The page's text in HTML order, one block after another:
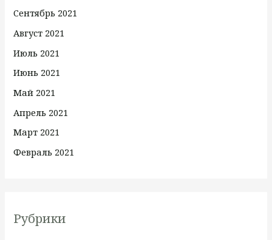
Сентябрь 2021
Август 2021
Июль 2021
Июнь 2021
Май 2021
Апрель 2021
Март 2021
Февраль 2021
Рубрики